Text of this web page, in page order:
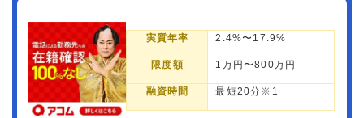
実質年率 2.4%〜17.9%
限度額 1万円〜800万円
融資時間 最短20分※1